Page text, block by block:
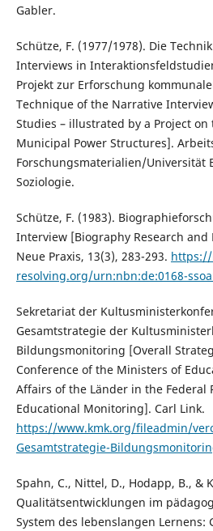
Gabler.
Schütze, F. (1977/1978). Die
Interviews in
Projekt zur Erforschung
Technique of the Narrative
Studies – illustrated by a Project
Municipal Power Structures].
Forschungsmaterialien/Universität
Soziologie.
Schütze, F. (1983).
Interview [Biography Research
Neue Praxis, 13(3), 283-293.
resolving.org/urn:nbn:de:0168-
Sekretariat der
Gesamtstrategie der
Bildungsmonitoring [Overall
Conference of the Ministers of
Affairs of the Länder in the Federal
Educational Monitoring]. Carl Link.
https://www.kmk.org/fileadmin/
Gesamtstrategie-
Spahn, C., Nittel, D., Hodapp, B., &
Qualitätsentwicklungen im
System des lebenslangen Lernens: